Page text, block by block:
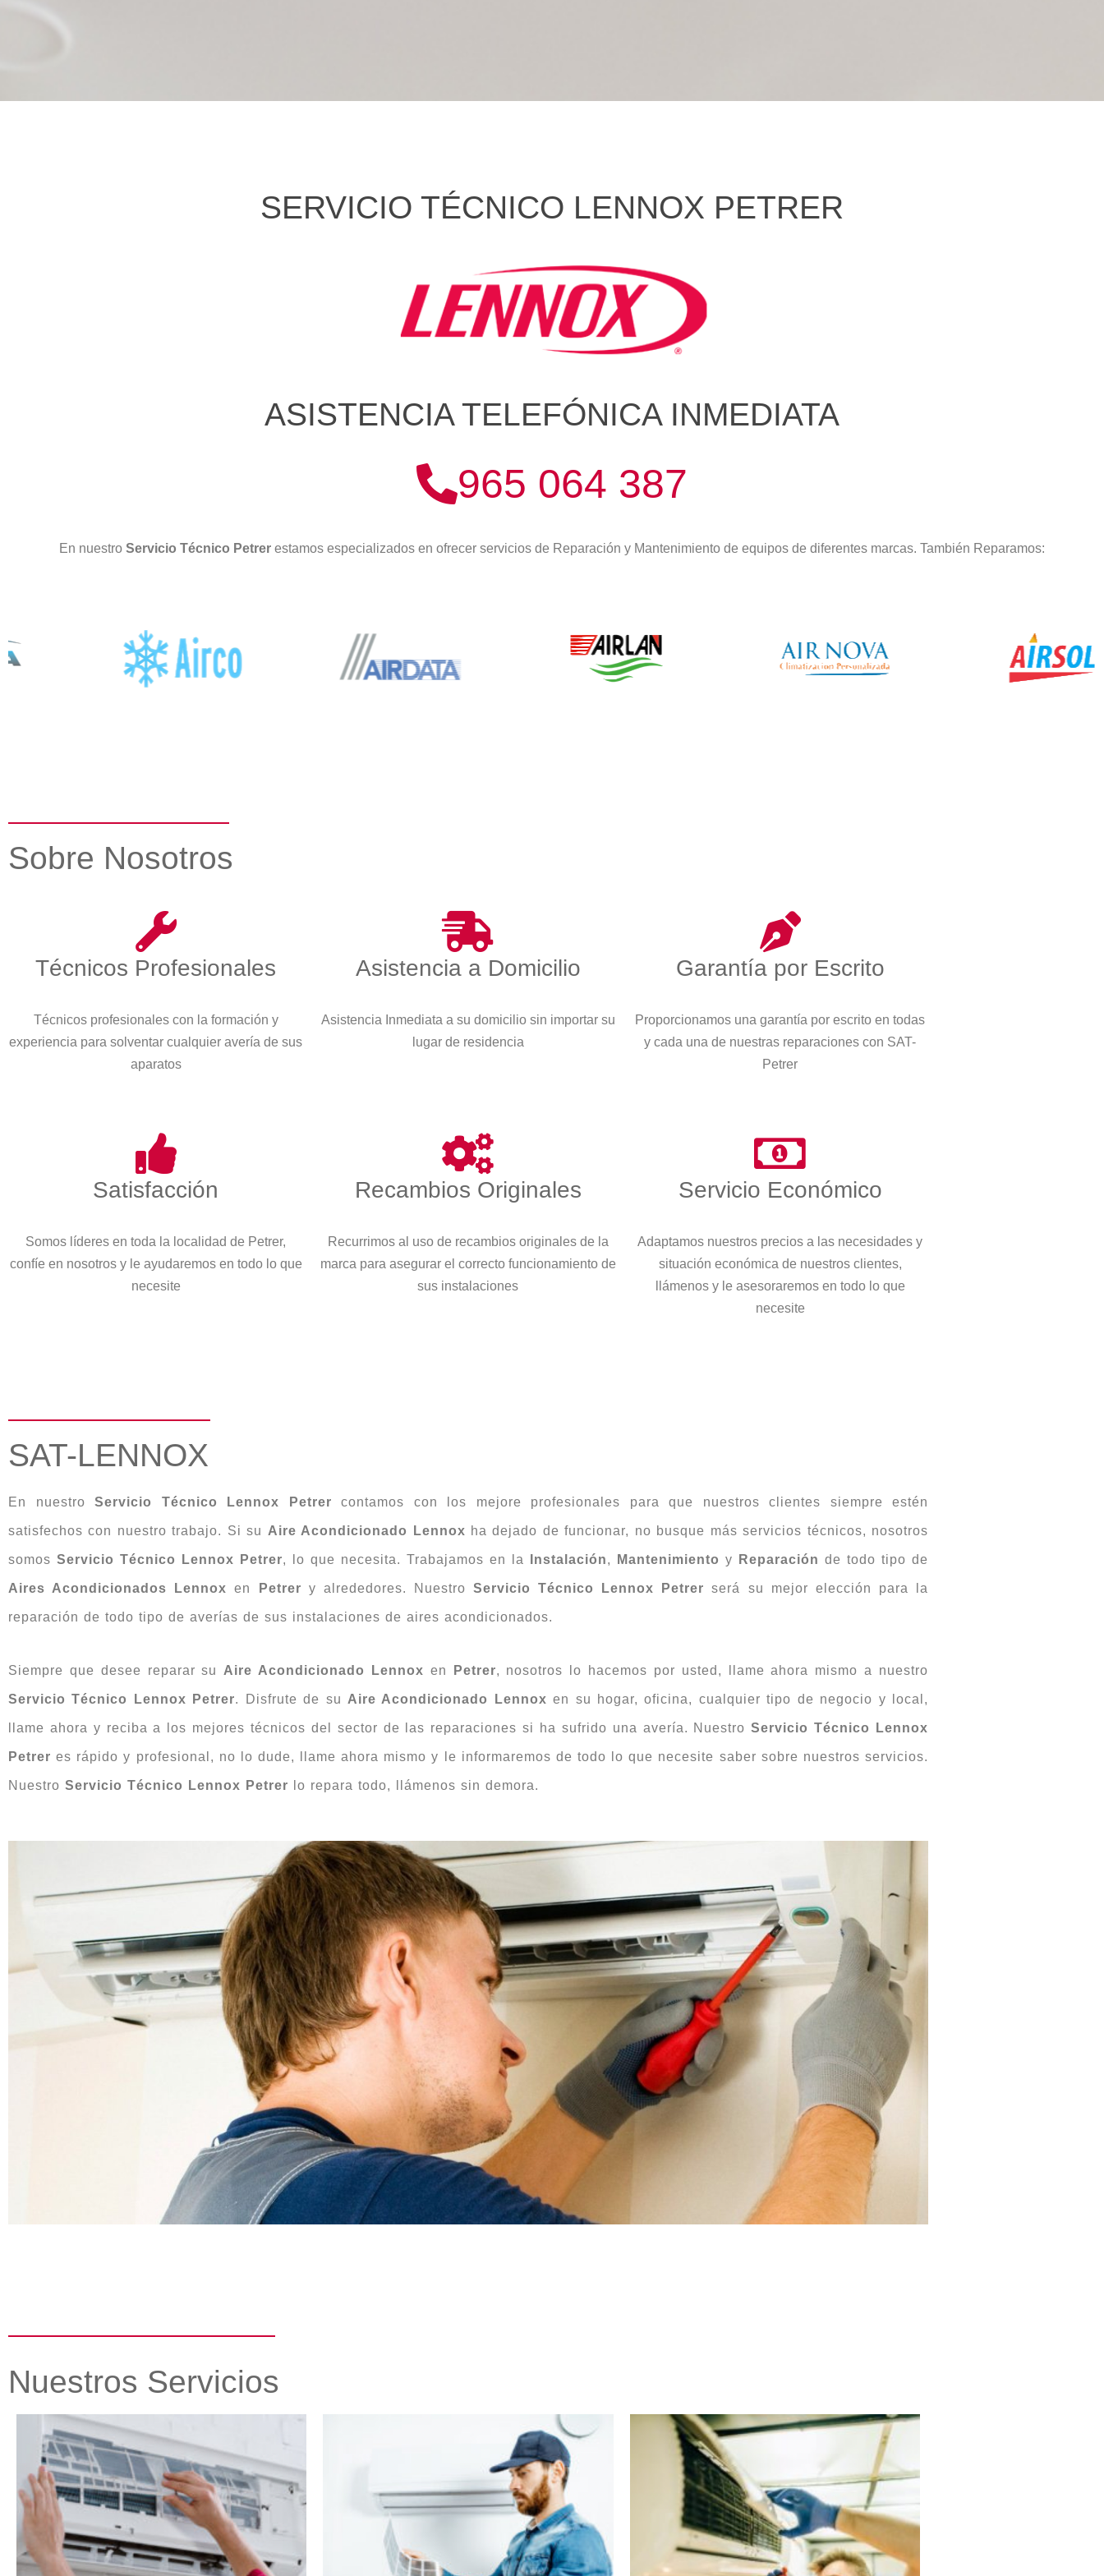
SERVICIO TÉCNICO LENNOX PETRER
ASISTENCIA TELEFÓNICA INMEDIATA
965 064 387
En nuestro Servicio Técnico Petrer estamos especializados en ofrecer servicios de Reparación y Mantenimiento de equipos de diferentes marcas. También Reparamos:
Sobre Nosotros
Técnicos Profesionales
Técnicos profesionales con la formación y
experiencia para solventar cualquier avería de sus
aparatos
Asistencia a Domicilio
Asistencia Inmediata a su domicilio sin importar su
lugar de residencia
Garantía por Escrito
Proporcionamos una garantía por escrito en todas
y cada una de nuestras reparaciones con SAT-
Petrer
Satisfacción
Somos líderes en toda la localidad de Petrer,
confíe en nosotros y le ayudaremos en todo lo que
necesite
Recambios Originales
Recurrimos al uso de recambios originales de la
marca para asegurar el correcto funcionamiento de
sus instalaciones
Servicio Económico
Adaptamos nuestros precios a las necesidades y
situación económica de nuestros clientes,
llámenos y le asesoraremos en todo lo que
necesite
SAT-LENNOX
En nuestro Servicio Técnico Lennox Petrer contamos con los mejore profesionales para que nuestros clientes siempre estén
satisfechos con nuestro trabajo. Si su Aire Acondicionado Lennox ha dejado de funcionar, no busque más servicios técnicos, nosotros
somos Servicio Técnico Lennox Petrer, lo que necesita. Trabajamos en la Instalación, Mantenimiento y Reparación de todo tipo de
Aires Acondicionados Lennox en Petrer y alrededores. Nuestro Servicio Técnico Lennox Petrer será su mejor elección para la
reparación de todo tipo de averías de sus instalaciones de aires acondicionados.
Siempre que desee reparar su Aire Acondicionado Lennox en Petrer, nosotros lo hacemos por usted, llame ahora mismo a nuestro
Servicio Técnico Lennox Petrer. Disfrute de su Aire Acondicionado Lennoxen su hogar, oficina, cualquier tipo de negocio y local,
llame ahora y reciba a los mejores técnicos del sector de las reparaciones si ha sufrido una avería. NuestroServicio Técnico Lennox
Petrer es rápido y profesional, no lo dude, llame ahora mismo y le informaremos de todo lo que necesite saber sobre nuestros servicios.
Nuestro Servicio Técnico Lennox Petrer lo repara todo, llámenos sin demora.
Nuestros Servicios